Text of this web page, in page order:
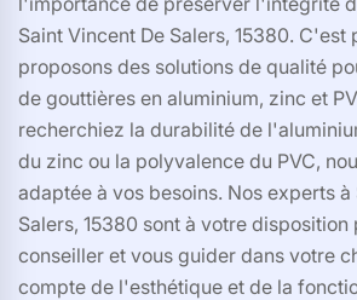
Saint Vincent De Salers, 15380. C'est
proposons des solutions de qualité
de gouttières en aluminium, zinc et
recherchiez la durabilité de
du zinc ou la polyvalence du PVC,
adaptée à vos besoins. Nos experts à
Salers, 15380 sont à votre disposition
conseiller et vous guider dans votre
compte de l'esthétique et de la